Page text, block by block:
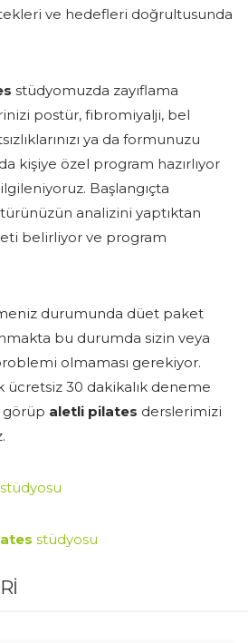
ve hedefleri doğrultusunda
stüdyomuzda zayıflama
postür, fibromiyalji, bel
ya da formunuzu
kişiye özel program hazırlıyor
Başlangıçta
analizini yaptıktan
belirliyor ve program
durumunda düet paket
bu durumda sizin veya
olmaması gerekiyor.
ücretsiz 30 dakikalık deneme
görüp aletli pilates derslerimizi
stüdyosu
stüdyosu